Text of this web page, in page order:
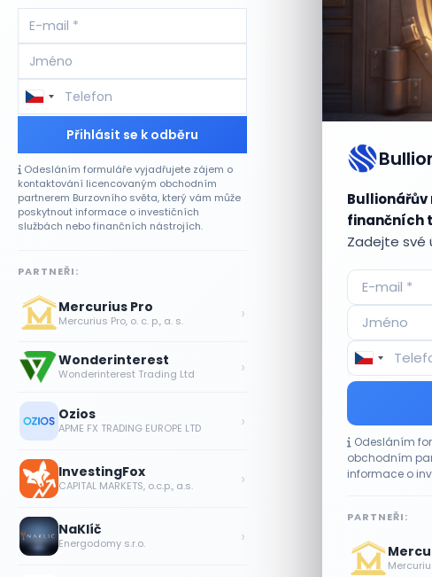
Bullionářův
finančních
Zadejte své
Odesláním
obchodním
informace o
PARTNEŘI:
Přihlásit se k odběru
Odesláním formuláře vyjadřujete zájem o
kontaktování licencovaným obchodním
partnerem Burzovního světa, který vám může
poskytnout informace o investičních
službách nebo finančních nástrojích.
PARTNEŘI:
Mercurius Pro
Mercurius Pro, o. c. p., a. s. ›
Wonderinterest
Wonderinterest Trading Ltd ›
Ozios
APME FX TRADING EUROPE LTD ›
InvestingFox
CAPITAL MARKETS, o.c.p., a.s. ›
NaKlíč
Energodomy s.r.o. ›